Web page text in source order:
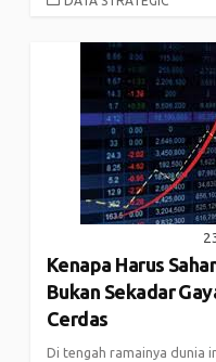
Kenapa Harus
Bukan Sekadar
Cerdas
Di tengah ramainya dunia